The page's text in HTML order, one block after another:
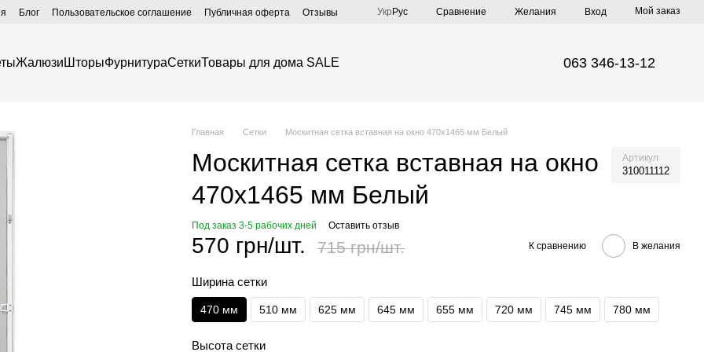
Блог Пользовательское соглашение Публичная оферта Отзывы Укр Рус Сравнение Желания Вход Мой заказ
Жалюзи ШторыФурнитураСеткиТовары для дома SALE 063 346-13-12
Главная Сетки Москитная сетка вставная на окно 470х1465 мм Белый
Москитная сетка вставная на окно
470х1465 мм Белый
Артикул
310011112
Под заказ 3-5 рабочих дней Оставить отзыв
570 грн/шт. 715 грн/шт. К сравнению В желания
Ширина сетки
470 мм 510 мм 625 мм 645 мм 655 мм 720 мм 745 мм 780 мм
Высота сетки